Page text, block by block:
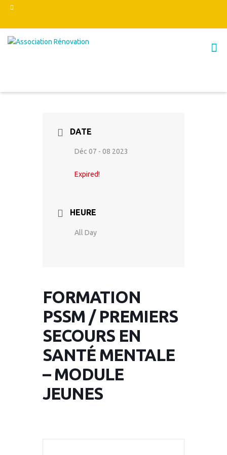
DATE
Déc 07 - 08 2023
Expired!
HEURE
All Day
FORMATION
PSSM / PREMIERS
SECOURS EN
SANTÉ MENTALE
– MODULE
JEUNES